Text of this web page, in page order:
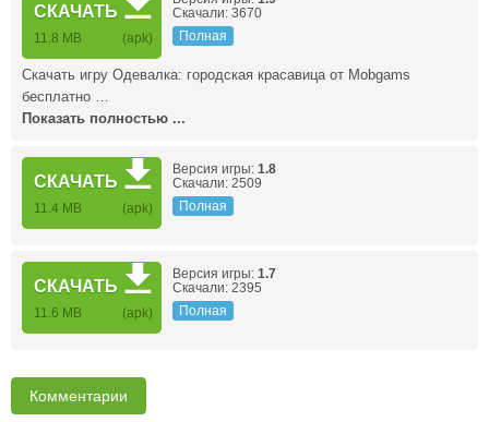
СКАЧАТЬ
11.8 MB (apk)
Скачали: 3670
Полная
Скачать игру Одевалка: городская красавица от Mobgams
бесплатно …
Показать полностью ...
СКАЧАТЬ
11.4 MB (apk)
Версия игры: 1.8
Скачали: 2509
Полная
СКАЧАТЬ
11.6 MB (apk)
Версия игры: 1.7
Скачали: 2395
Полная
Комментарии